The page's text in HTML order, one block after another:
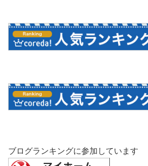
ブログランキングに参加しています